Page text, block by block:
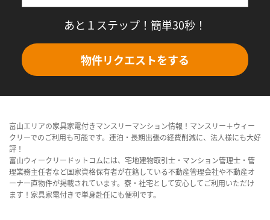
あと１ステップ！簡単30秒！
物件リクエストをする
富山エリアの家具家電付きマンスリーマンション情報！マンスリー＋ウィー
クリーでのご利用も可能です。連泊・長期出張の経費削減に、法人様にも大好
評！
富山ウィークリードットコムには、宅地建物取引士・マンション管理士・管
理業務主任者など国家資格保有者が在籍している不動産管理会社や不動産オ
ーナー直物件が掲載されています。寮・社宅として安心してご利用いただけ
ます！家具家電付きで単身赴任にも便利です。